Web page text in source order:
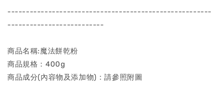
-------------------------------------------------------
--------------------------
商品名稱:魔法餅乾粉
商品規格：400g
商品成分(內容物及添加物)：請參照附圖